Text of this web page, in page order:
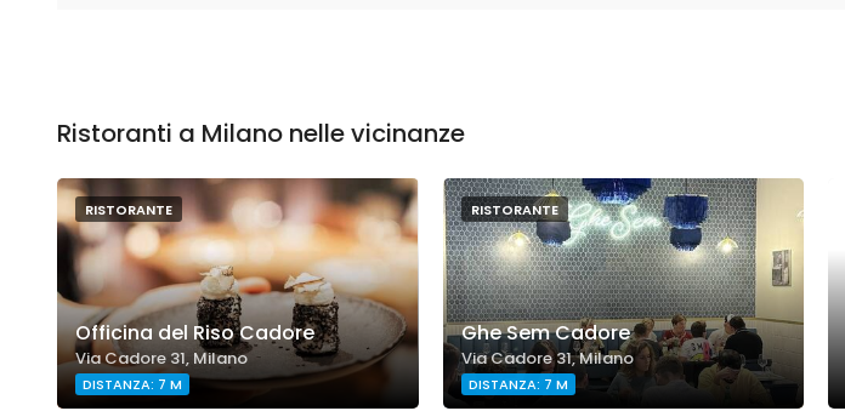
Ristoranti a Milano nelle vicinanze
RISTORANTE
Officina del Riso Cadore
Via Cadore 31, Milano
DISTANZA: 7 M
RISTORANTE
Ghe Sem Cadore
Via Cadore 31, Milano
DISTANZA: 7 M